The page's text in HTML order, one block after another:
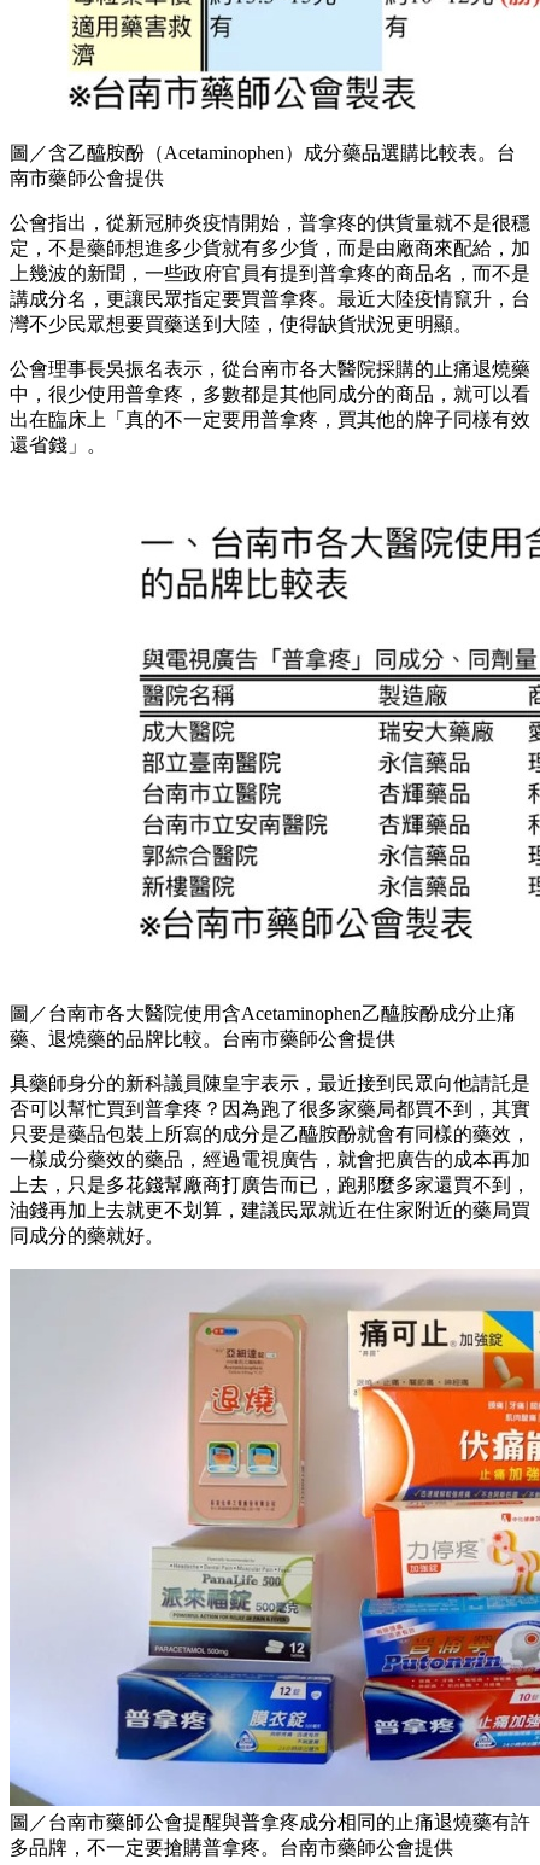
圖／含乙醯胺酚（Acetaminophen）成分藥品選購比較表。台
南市藥師公會提供
公會指出，從新冠肺炎疫情開始，普拿疼的供貨量就不是很穩
定，不是藥師想進多少貨就有多少貨，而是由廠商來配給，加
上幾波的新聞，一些政府官員有提到普拿疼的商品名，而不是
講成分名，更讓民眾指定要買普拿疼。最近大陸疫情竄升，台
灣不少民眾想要買藥送到大陸，使得缺貨狀況更明顯。
公會理事長吳振名表示，從台南市各大醫院採購的止痛退燒藥
中，很少使用普拿疼，多數都是其他同成分的商品，就可以看
出在臨床上「真的不一定要用普拿疼，買其他的牌子同樣有效
還省錢」。
圖／台南市各大醫院使用含Acetaminophen乙醯胺酚成分止痛
藥、退燒藥的品牌比較。台南市藥師公會提供
具藥師身分的新科議員陳皇宇表示，最近接到民眾向他請託是
否可以幫忙買到普拿疼？因為跑了很多家藥局都買不到，其實
只要是藥品包裝上所寫的成分是乙醯胺酚就會有同樣的藥效，
一樣成分藥效的藥品，經過電視廣告，就會把廣告的成本再加
上去，只是多花錢幫廠商打廣告而已，跑那麼多家還買不到，
油錢再加上去就更不划算，建議民眾就近在住家附近的藥局買
同成分的藥就好。
圖／台南市藥師公會提醒與普拿疼成分相同的止痛退燒藥有許
多品牌，不一定要搶購普拿疼。台南市藥師公會提供